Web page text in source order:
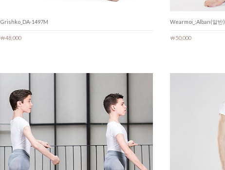
Grishko_DA-1497M
￦48,000
Wearmoi_:Alban(알반)
￦50,000